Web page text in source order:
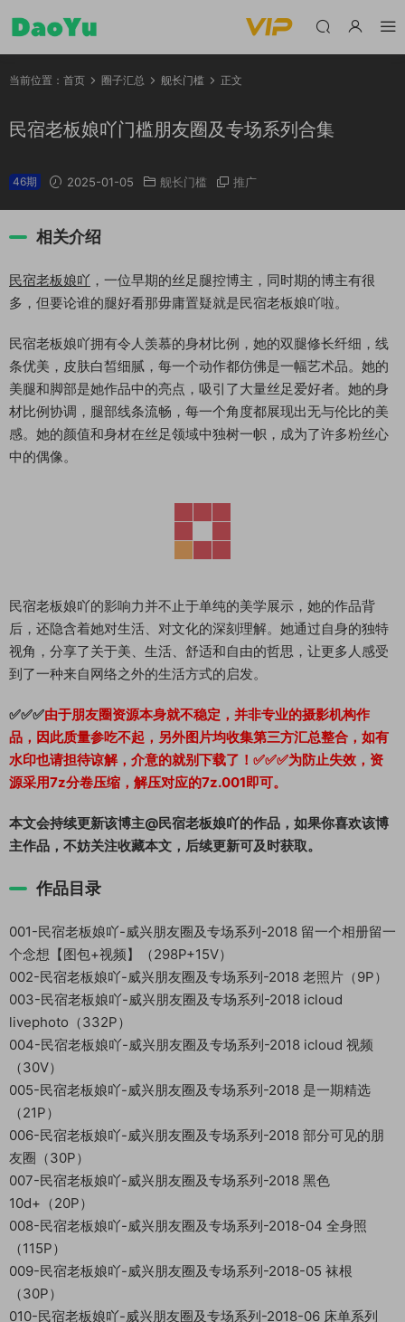
当前位置： 首页 圈子汇总 舰长门槛 正文
民宿老板娘吖门槛朋友圈及专场系列合集
46期 2025-01-05 舰长门槛 推广
相关介绍
民宿老板娘吖 ，一位早期的丝足腿控博主，同时期的博主有很
多，但要论谁的腿好看那毋庸置疑就是民宿老板娘吖啦。
民宿老板娘吖拥有令人羡慕的身材比例，她的双腿修长纤细，线
条优美，皮肤白皙细腻，每一个动作都仿佛是一幅艺术品。她的
美腿和脚部是她作品中的亮点，吸引了大量丝足爱好者。她的身
材比例协调，腿部线条流畅，每一个角度都展现出无与伦比的美
感。她的颜值和身材在丝足领域中独树一帜，成为了许多粉丝心
中的偶像。
民宿老板娘吖的影响力并不止于单纯的美学展示，她的作品背
后，还隐含着她对生活、对文化的深刻理解。她通过自身的独特
视角，分享了关于美、生活、舒适和自由的哲思，让更多人感受
到了一种来自网络之外的生活方式的启发。
✅✅✅由于朋友圈资源本身就不稳定，并非专业的摄影机构作
品，因此质量参吃不起，另外图片均收集第三方汇总整合，如有
水印也请担待谅解，介意的就别下载了！✅✅✅为防止失效，资
源采用7z分卷压缩，解压对应的7z.001即可。
本文会持续更新该博主@民宿老板娘吖的作品，如果你喜欢该博
主作品，不妨关注收藏本文，后续更新可及时获取。
作品目录
001-民宿老板娘吖-威兴朋友圈及专场系列-2018 留一个相册留一
个念想【图包+视频】（298P+15V）
002-民宿老板娘吖-威兴朋友圈及专场系列-2018 老照片（9P）
003-民宿老板娘吖-威兴朋友圈及专场系列-2018 icloud
livephoto（332P）
004-民宿老板娘吖-威兴朋友圈及专场系列-2018 icloud 视频
（30V）
005-民宿老板娘吖-威兴朋友圈及专场系列-2018 是一期精选
（21P）
006-民宿老板娘吖-威兴朋友圈及专场系列-2018 部分可见的朋
友圈（30P）
007-民宿老板娘吖-威兴朋友圈及专场系列-2018 黑色
10d+（20P）
008-民宿老板娘吖-威兴朋友圈及专场系列-2018-04 全身照
（115P）
009-民宿老板娘吖-威兴朋友圈及专场系列-2018-05 袜根
（30P）
010-民宿老板娘吖-威兴朋友圈及专场系列-2018-06 床单系列